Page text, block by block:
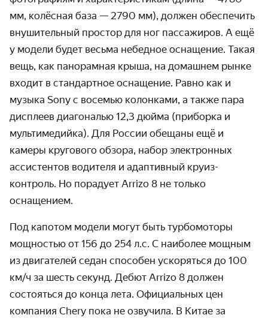
мм, колёсная база — 2790 мм), должен обеспечить
внушительный простор для ног пассажиров. А ещё
у модели будет весьма небедное оснащение. Такая
вещь, как панорамная крыша, на домашнем рынке
входит в стандартное оснащение. Равно как и
музыка Sony с восемью колонками, а также пара
дисплеев диагональю 12,3 дюйма (приборка и
мультимедийка). Для России обещаны ещё и
камеры кругового обзора, набор электронных
ассистентов водителя и адаптивный круиз-
контроль. Но порадует Arrizo 8 не только
оснащением.
Под капотом модели могут быть турбомоторы
мощностью от 156 до 254 л.с. С наиболее мощным
из двигателей седан способен ускоряться до 100
км/ч за шесть секунд. Дебют Arrizo 8 должен
состояться до конца лета. Официальных цен
компания Chery пока не озвучила. В Китае за